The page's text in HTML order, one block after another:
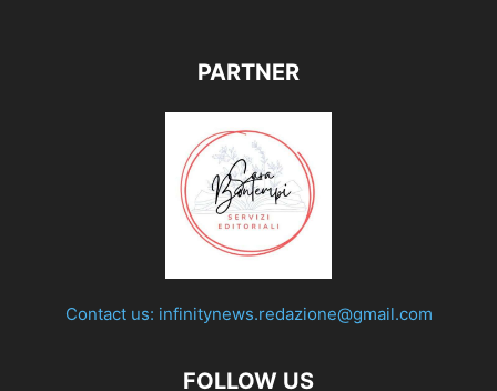
PARTNER
Contact us: infinitynews.redazione@gmail.com
FOLLOW US